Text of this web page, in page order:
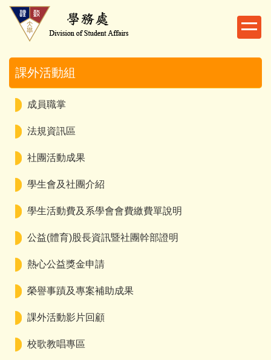
跳
課外活動組
成員職掌
法規資訊區
社團活動成果
學生會及社團介紹
學生活動費及系學會會費繳費單說明
公益(體育)股長資訊暨社團幹部證明
熱心公益獎金申請
榮譽事蹟及專案補助成果
課外活動影片回顧
校歌教唱專區